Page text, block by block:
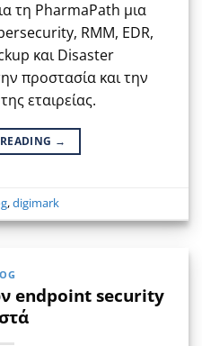
τη PharmaPath μια
RMM, EDR,
και Disaster
προστασία και την
εταιρείας.
→
,digimark
endpoint security